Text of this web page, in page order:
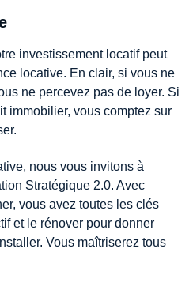
investissement locatif peut
locative. En clair, si vous ne
ne percevez pas de loyer. Si
immobilier, vous comptez sur
nous vous invitons à
Stratégique 2.0. Avec
vous avez toutes les clés
et le rénover pour donner
Vous maîtriserez tous